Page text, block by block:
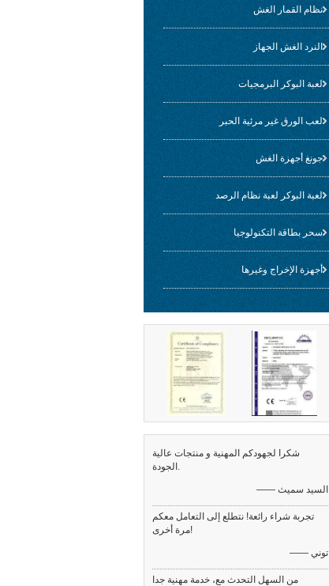
نظام القمار الغش
النرد الغش الجهاز
لعبة البوكر البرمجيات
لعب الورق غير مرئية الحبر
جونغ أجهزة الغش
لعبة البوكر لعبة نظام الرصد
سحر بطاقة التكنولوجيا
أجهزة الإخراج وغيرها
شكرا لجهودكم المهنية و منتجات عالية
الجودة.
—— السيد سميث
تجربة شراء رائعة! نتطلع إلى التعامل معكم
مرة أخرى!
—— توني
من السهل التحدث مع، خدمة مهنية جدا